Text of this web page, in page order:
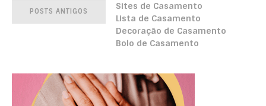
POSTS ANTIGOS
Sites de Casamento
Lista de Casamento
Decoração de Casamento
Bolo de Casamento